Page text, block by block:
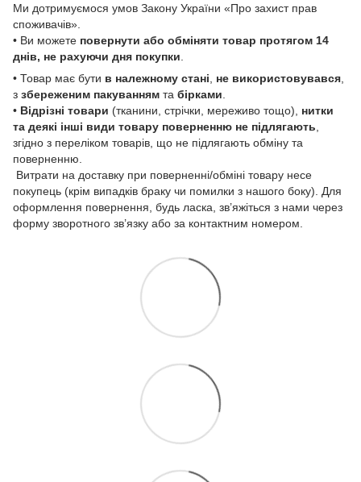
Ми дотримуємося умов Закону України «Про захист прав
споживачів».
• Ви можете повернути або обміняти товар протягом 14
днів, не рахуючи дня покупки
• Товар має бути в належному стані не використовувався
з збереженим пакуванням та бірками
• Відрізні товари (тканини, стрічки, мереживо тощо), нитки
та деякі інші види товару поверненню не підлягають
згідно з переліком товарів, що не підлягають обміну та
поверненню.
Витрати на доставку при поверненні/обміні товару несе
покупець (крім випадків браку чи помилки з нашого боку). Для
оформлення повернення, будь ласка, зв’яжіться з нами через
форму зворотного зв’язку або за контактним номером.